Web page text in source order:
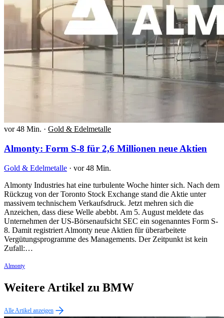
vor 48 Min. · Gold & Edelmetalle
Almonty: Form S-8 für 2,6 Millionen neue Aktien
Gold & Edelmetalle · vor 48 Min.
Almonty Industries hat eine turbulente Woche hinter sich. Nach dem
Rückzug von der Toronto Stock Exchange stand die Aktie unter
massivem technischem Verkaufsdruck. Jetzt mehren sich die
Anzeichen, dass diese Welle abebbt. Am 5. August meldete das
Unternehmen der US-Börsenaufsicht SEC ein sogenanntes Form S-
8. Damit registriert Almonty neue Aktien für überarbeitete
Vergütungsprogramme des Managements. Der Zeitpunkt ist kein
Zufall:…
Almonty
Weitere Artikel zu BMW
Alle Artikel anzeigen